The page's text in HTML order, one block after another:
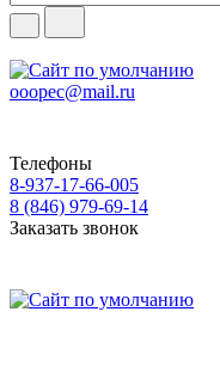
ooopec@mail.ru
Телефоны
8-937-17-66-005
8 (846) 979-69-14
Заказать звонок